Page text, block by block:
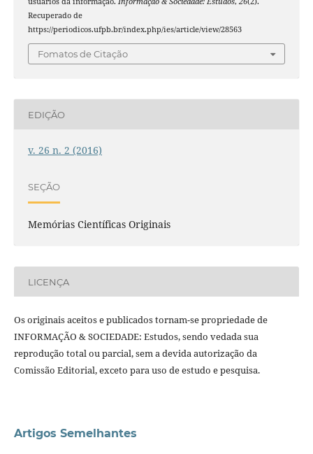
Recuperado de
https://periodicos.ufpb.br/index.php/ies/article/view/28563
Fomatos de Citação
EDIÇÃO
v. 26 n. 2 (2016)
SEÇÃO
Memórias Científicas Originais
LICENÇA
Os originais aceitos e publicados tornam-se propriedade de
INFORMAÇÃO & SOCIEDADE: Estudos, sendo vedada sua
reprodução total ou parcial, sem a devida autorização da
Comissão Editorial, exceto para uso de estudo e pesquisa.
Artigos Semelhantes